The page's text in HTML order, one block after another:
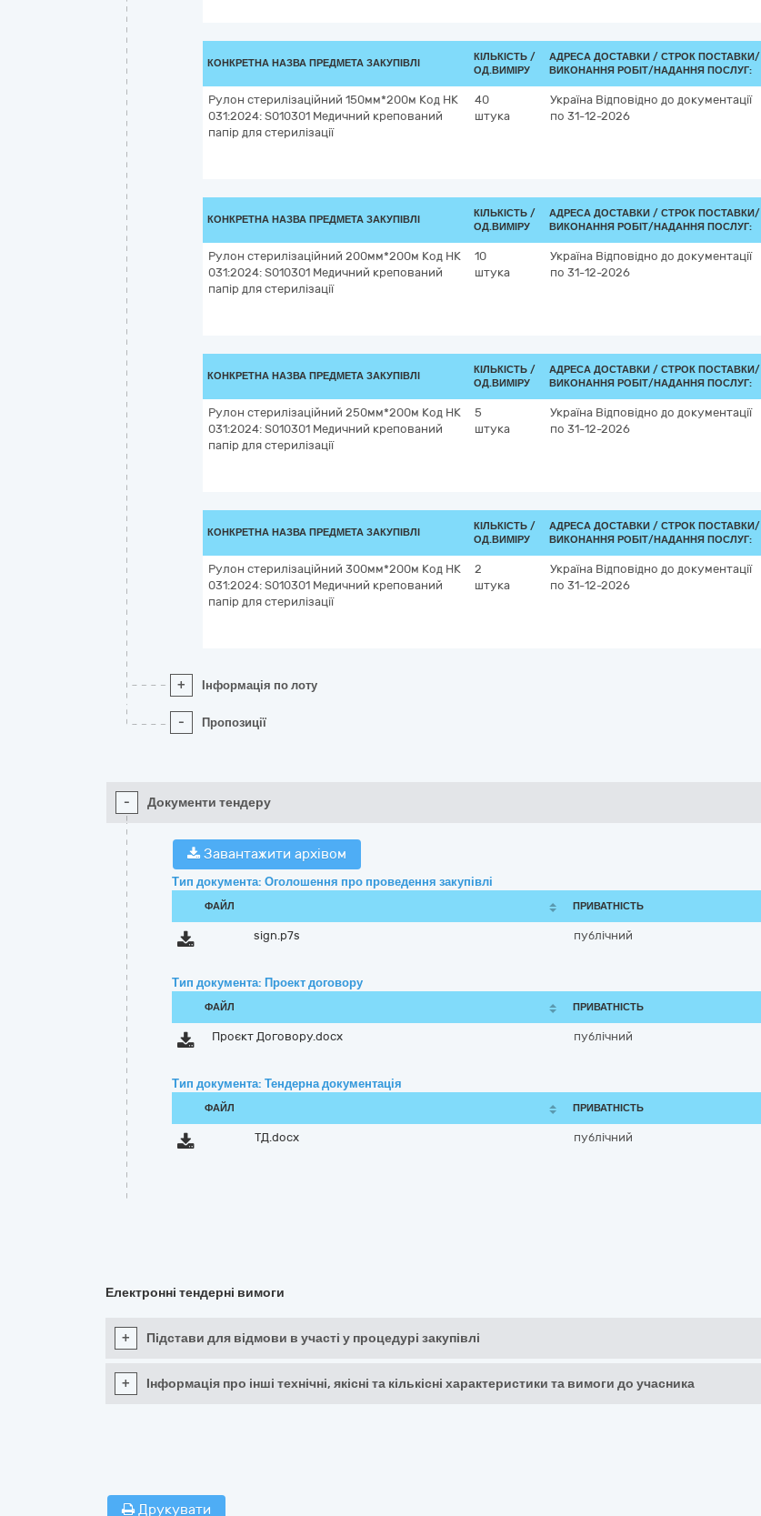
КОНКРЕТНА НАЗВА ПРЕДМЕТА ЗАКУПІВЛІ
КІЛЬКІСТЬ /
ОД.ВИМІРУ
АДРЕСА ДОСТАВКИ / СТРОК ПОСТАВКИ/
ВИКОНАННЯ РОБІТ/НАДАННЯ ПОСЛУГ:
Рулон стерилізаційний 150мм*200м Код НК
031:2024: S010301 Медичний крепований
папір для стерилізації
40
штука
Україна Відповідно до документації
по 31-12-2026
КОНКРЕТНА НАЗВА ПРЕДМЕТА ЗАКУПІВЛІ
КІЛЬКІСТЬ /
ОД.ВИМІРУ
АДРЕСА ДОСТАВКИ / СТРОК ПОСТАВКИ/
ВИКОНАННЯ РОБІТ/НАДАННЯ ПОСЛУГ:
Рулон стерилізаційний 200мм*200м Код НК
031:2024: S010301 Медичний крепований
папір для стерилізації
10
штука
Україна Відповідно до документації
по 31-12-2026
КОНКРЕТНА НАЗВА ПРЕДМЕТА ЗАКУПІВЛІ
КІЛЬКІСТЬ /
ОД.ВИМІРУ
АДРЕСА ДОСТАВКИ / СТРОК ПОСТАВКИ/
ВИКОНАННЯ РОБІТ/НАДАННЯ ПОСЛУГ:
Рулон стерилізаційний 250мм*200м Код НК
031:2024: S010301 Медичний крепований
папір для стерилізації
5
штука
Україна Відповідно до документації
по 31-12-2026
КОНКРЕТНА НАЗВА ПРЕДМЕТА ЗАКУПІВЛІ
КІЛЬКІСТЬ /
ОД.ВИМІРУ
АДРЕСА ДОСТАВКИ / СТРОК ПОСТАВКИ/
ВИКОНАННЯ РОБІТ/НАДАННЯ ПОСЛУГ:
Рулон стерилізаційний 300мм*200м Код НК
031:2024: S010301 Медичний крепований
папір для стерилізації
2
штука
Україна Відповідно до документації
по 31-12-2026
+ Інформація по лоту
- Пропозиції
- Документи тендеру
Завантажити архівом
Тип документа: Оголошення про проведення закупівлі
ФАЙЛ ПРИВАТНІСТЬ
sign.p7s публічний
Тип документа: Проект договору
ФАЙЛ ПРИВАТНІСТЬ
Проєкт Договору.docx публічний
Тип документа: Тендерна документація
ФАЙЛ ПРИВАТНІСТЬ
ТД.docx публічний
Електронні тендерні вимоги
+ Підстави для відмови в участі у процедурі закупівлі
+ Інформація про інші технічні, якісні та кількісні характеристики та вимоги до учасника
Друкувати